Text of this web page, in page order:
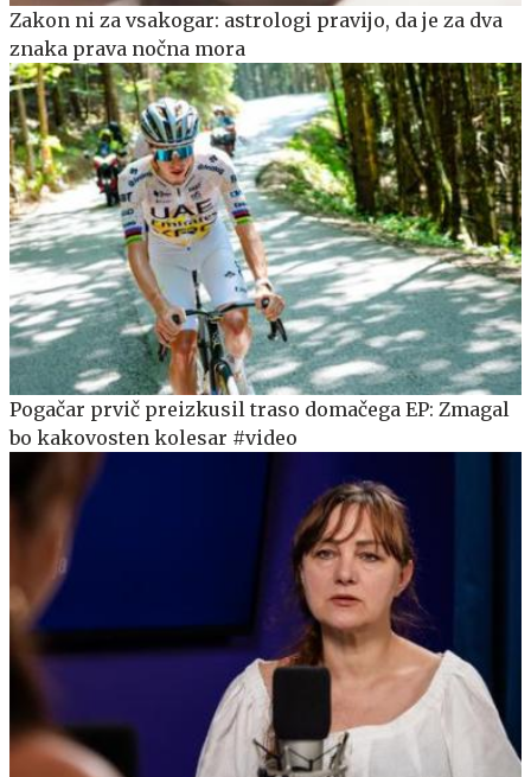
Zakon ni za vsakogar: astrologi pravijo, da je za dva
znaka prava nočna mora
Pogačar prvič preizkusil traso domačega EP: Zmagal
bo kakovosten kolesar #video